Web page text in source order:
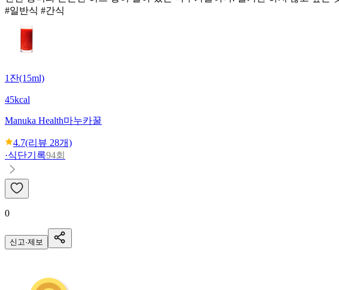
#일반식 #간식
1잔(15ml)
45kcal
Manuka Health마누카꿀
4.7(리뷰 28개)
·식단기록94회
0
신고·제보